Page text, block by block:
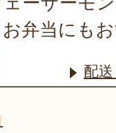
弁当にも
配